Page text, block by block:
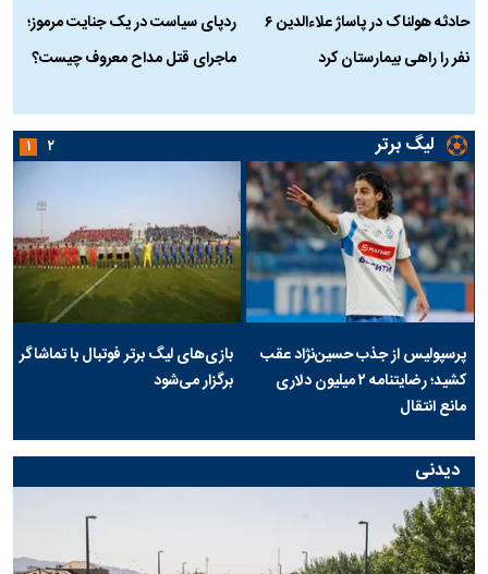
حادثه هولناک در پاساژ علاءالدین ۶
نفر را راهی بیمارستان کرد
ردپای سیاست در یک جنایت مرموز؛
ماجرای قتل مداح معروف چیست؟
لیگ برتر
پرسپولیس از جذب حسین‌نژاد عقب
کشید؛ رضایتنامه ۲ میلیون دلاری
مانع انتقال
بازی‌های لیگ برتر فوتبال با تماشاگر
برگزار می‌شود
۱ ۲
دیدنی